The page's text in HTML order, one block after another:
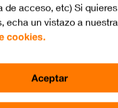
de acceso, etc) Si quieres
echa un vistazo a nuestra
cookies.
Aceptar